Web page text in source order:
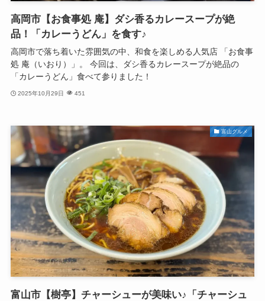
高岡市【お食事処 庵】ダシ香るカレースープが絶
品！「カレーうどん」を食す♪
高岡市で落ち着いた雰囲気の中、和食を楽しめる人気店 「お食事
処 庵（いおり）」。 今回は、ダシ香るカレースープが絶品の
「カレーうどん」食べて参りました！
2025年10月29日 451
富山グルメ
富山市【樹亭】チャーシューが美味い♪「チャーシュ